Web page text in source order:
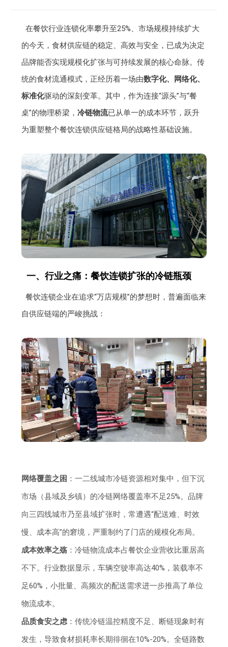
在餐饮行业连锁化率攀升至25%、市场规模持续扩大
的今天，食材供应链的稳定、高效与安全，已成为决定
品牌能否实现规模化扩张与可持续发展的核心命脉。传
统的食材流通模式，正经历着一场由数字化、网络化、
标准化驱动的深刻变革。其中，作为连接“源头”与“餐
桌”的物理桥梁，冷链物流已从单一的成本环节，跃升
为重塑整个餐饮连锁供应链格局的战略性基础设施。
一、行业之痛：餐饮连锁扩张的冷链瓶颈
餐饮连锁企业在追求“万店规模”的梦想时，普遍面临来
自供应链端的严峻挑战：
网络覆盖之困 ：一二线城市冷链资源相对集中，但下沉
市场（县域及乡镇）的冷链网络覆盖率不足25%。品牌
向三四线城市乃至县域扩张时，常遭遇“配送难、时效
慢、成本高”的窘境，严重制约了门店的规模化布局。
成本效率之殇 ：冷链物流成本占餐饮企业营收比重居高
不下。行业数据显示，车辆空驶率高达40%，装载率不
足60%，小批量、高频次的配送需求进一步推高了单位
物流成本。
品质食安之虑：传统冷链温控精度不足、断链现象时有
发生，导致食材损耗率长期徘徊在10%-20%。全链路数